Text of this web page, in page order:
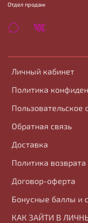
Личный кабинет
Политика
Пользовательское
Обратная связь
Доставка
Политика
Договор-оферта
Бонусные баллы и
КАК ЗАЙТИ В
Отдел продаж